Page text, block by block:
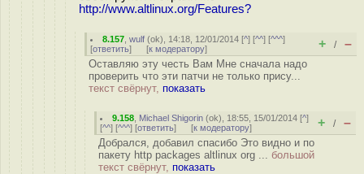
http://www.altlinux.org/Features?
8.157 ,wulf (ok), 14:18, 12/01/2014 [^] [^^] [^^^]
[ответить] [к модератору] + / –
Оставляю эту честь Вам Мне сначала надо
проверить что эти патчи не только прису...
текст свёрнут, показать
9.158 Michael Shigorin (ok), 18:55, 15/01/2014 [^]
[^^] [^^^] [ответить] [к модератору] + / –
Добрался, добавил спасибо Это видно и по
пакету http packages altlinux org ... большой
текст свёрнут, показать